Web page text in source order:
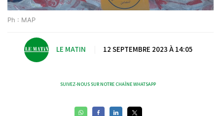
Ph : MAP
LE MATIN 12 SEPTEMBRE 2023 À 14:05
SUIVEZ-NOUS SUR NOTRE CHAÎNE WHATSAPP